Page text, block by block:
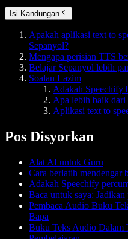
Isi Kandungan
Apakah aplikasi text to
Sepanyol?
Mengapa perisian TTS
Belajar Sepanyol lebih
Soalan Lazim
Adakah Speechify
Apa lebih baik dari
Aplikasi text to
Pos Disyorkan
Alat AI untuk Guru
Cara berlatih mendengar
Adakah Speechify
Baca untuk saya:
Pembaca Audio Buku
Bapa
Buku Teks Audio Dalam